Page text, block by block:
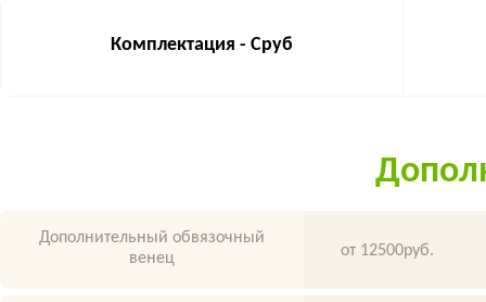
Комплектация - Сруб
Дополнительный обвязочный
венец
от 12500руб.